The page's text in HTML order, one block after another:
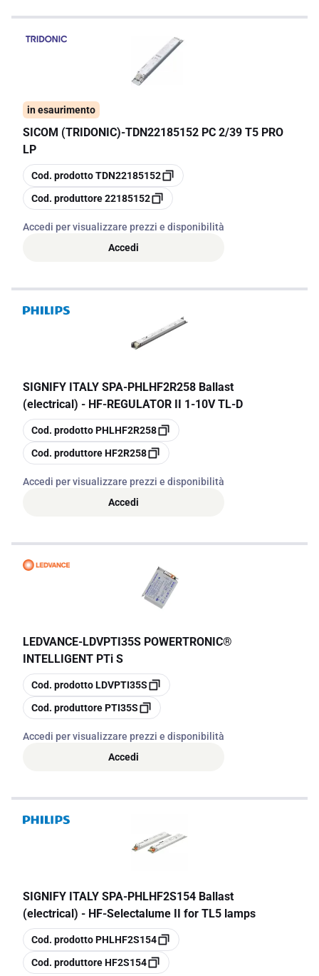
in esaurimento
SICOM (TRIDONIC)-TDN22185152 PC 2/39 T5 PRO
LP
copia
Cod. prodottoTDN22185152
copia
Cod. produttore22185152
Accedi per visualizzare prezzi e disponibilità
Accedi
SIGNIFY ITALY SPA-PHLHF2R258 Ballast
(electrical) - HF-REGULATOR II 1-10V TL-D
copia
Cod. prodottoPHLHF2R258
copia
Cod. produttoreHF2R258
Accedi per visualizzare prezzi e disponibilità
Accedi
LEDVANCE-LDVPTI35S POWERTRONIC®
INTELLIGENT PTi S
copia
Cod. prodottoLDVPTI35S
copia
Cod. produttorePTI35S
Accedi per visualizzare prezzi e disponibilità
Accedi
SIGNIFY ITALY SPA-PHLHF2S154 Ballast
(electrical) - HF-Selectalume II for TL5 lamps
copia
Cod. prodottoPHLHF2S154
copia
Cod. produttoreHF2S154